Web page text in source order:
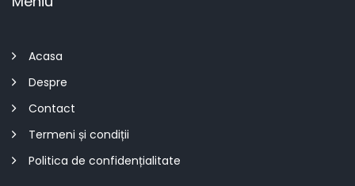
Acasa
Despre
Contact
Termeni și condiții
Politica de confidențialitate